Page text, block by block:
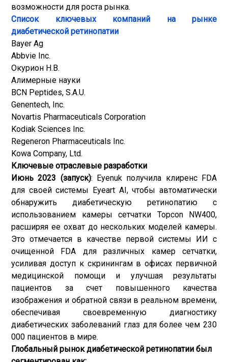
возможности для роста рынка.
Список ключевых компаний на рынке
диабетической ретинопатии
Bayer Ag
Abbvie Inc.
Окурион Н.В.
Алимерные науки
BCN Peptides, S.A.U.
Genentech, Inc.
Novartis Pharmaceuticals Corporation
Kodiak Sciences Inc.
Regeneron Pharmaceuticals Inc.
Kowa Company, Ltd.
Ключевые отраслевые разработки
Июнь 2023 (запуск): Eyenuk получила клиренс FDA
для своей системы Eyeart AI, чтобы автоматически
обнаружить диабетическую ретинопатию с
использованием камеры сетчатки Topcon NW400,
расширяя ее охват до нескольких моделей камеры.
Это отмечается в качестве первой системы ИИ с
очищенной FDA для различных камер сетчатки,
усиливая доступ к скринингам в офисах первичной
медицинской помощи и улучшая результаты
пациентов за счет повышенного качества
изображения и обратной связи в реальном времени,
обеспечивая своевременную диагностику
диабетических заболеваний глаз для более чем 230
000 пациентов в мире.
Глобальный рынок диабетической ретинопатии был